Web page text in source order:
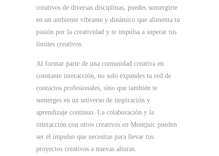
creativos de diversas disciplinas, puedes sumergirte
en un ambiente vibrante y dinámico que alimenta tu
pasión por la creatividad y te impulsa a superar tus
límites creativos.
Al formar parte de una comunidad creativa en
constante interacción, no solo expandes tu red de
contactos profesionales, sino que también te
sumerges en un universo de inspiración y
aprendizaje continuo. La colaboración y la
interacción con otros creativos en Montjuic pueden
ser el impulso que necesitas para llevar tus
proyectos creativos a nuevas alturas.